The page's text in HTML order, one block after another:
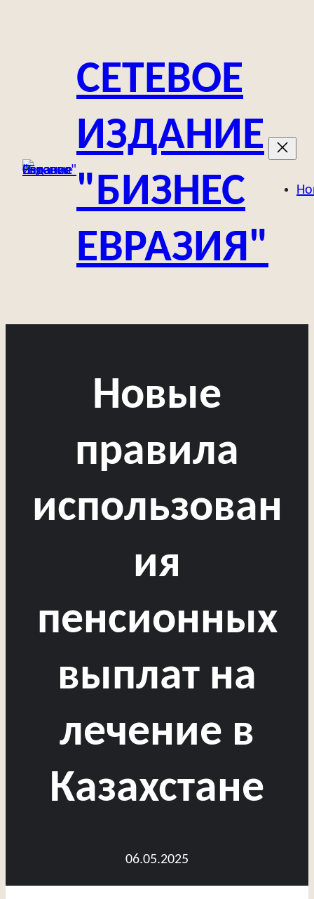
содержимомуСЕТЕВОЕ
ИЗДАНИЕ
"БИЗНЕС
ЕВРАЗИЯ"
Новые
правила
использован
ия
пенсионных
выплат на
лечение в
Казахстане
06.05.2025